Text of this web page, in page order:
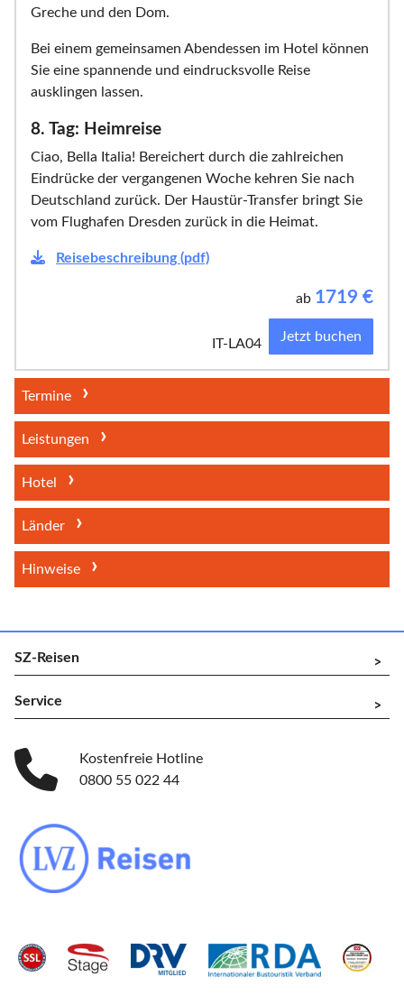
Greche und den Dom.
Bei einem gemeinsamen Abendessen im Hotel können
Sie eine spannende und eindrucksvolle Reise
ausklingen lassen.
8. Tag: Heimreise
Ciao, Bella Italia! Bereichert durch die zahlreichen
Eindrücke der vergangenen Woche kehren Sie nach
Deutschland zurück. Der Haustür-Transfer bringt Sie
vom Flughafen Dresden zurück in die Heimat.
Reisebeschreibung (pdf)
ab 1719 €
IT-LA04 Jetzt buchen
Termine
Leistungen
Hotel
Länder
Hinweise
SZ-Reisen ^
Service ^
Kostenfreie Hotline
0800 55 022 44